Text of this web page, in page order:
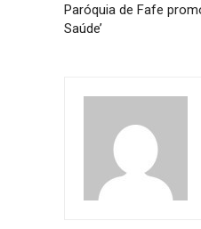
Paróquia de Fafe
Saúde’